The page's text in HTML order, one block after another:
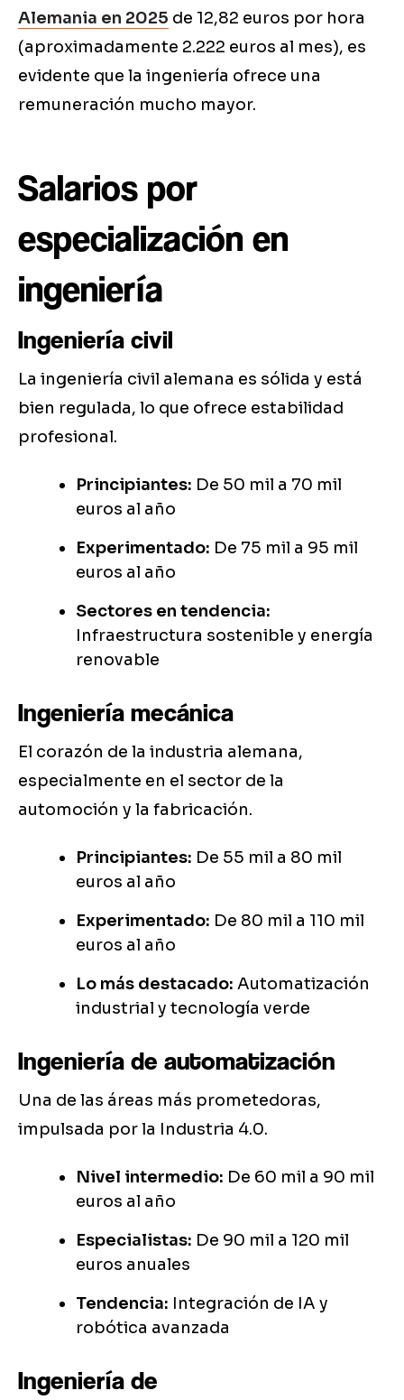
Alemania en 2025 de 12,82 euros por hora
(aproximadamente 2.222 euros al mes), es
evidente que la ingeniería ofrece una
remuneración mucho mayor.
Salarios por
especialización en
ingeniería
Ingeniería civil
La ingeniería civil alemana es sólida y está
bien regulada, lo que ofrece estabilidad
profesional.
Principiantes: De 50 mil a 70 mil
euros al año
Experimentado: De 75 mil a 95 mil
euros al año
Sectores en tendencia:
Infraestructura sostenible y energía
renovable
Ingeniería mecánica
El corazón de la industria alemana,
especialmente en el sector de la
automoción y la fabricación.
Principiantes: De 55 mil a 80 mil
euros al año
Experimentado: De 80 mil a 110 mil
euros al año
Lo más destacado: Automatización
industrial y tecnología verde
Ingeniería de automatización
Una de las áreas más prometedoras,
impulsada por la Industria 4.0.
Nivel intermedio: De 60 mil a 90 mil
euros al año
Especialistas: De 90 mil a 120 mil
euros anuales
Tendencia: Integración de IA y
robótica avanzada
Ingeniería de